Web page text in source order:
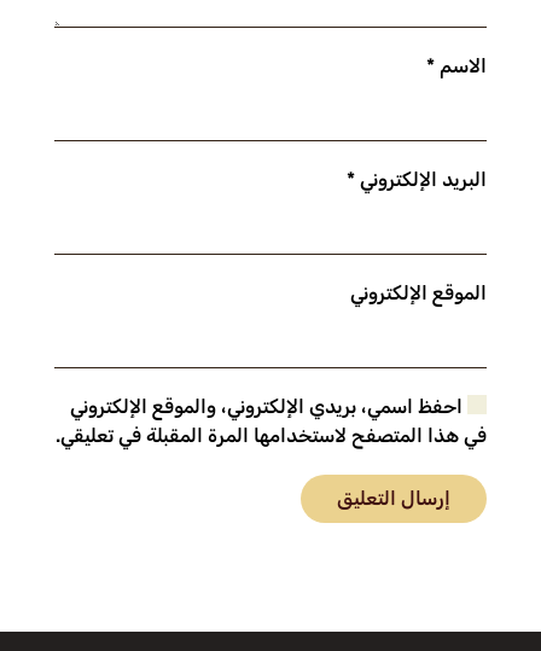
الاسم *
البريد الإلكتروني *
الموقع الإلكتروني
احفظ اسمي، بريدي الإلكتروني، والموقع الإلكتروني
في هذا المتصفح لاستخدامها المرة المقبلة في تعليقي.
إرسال التعليق